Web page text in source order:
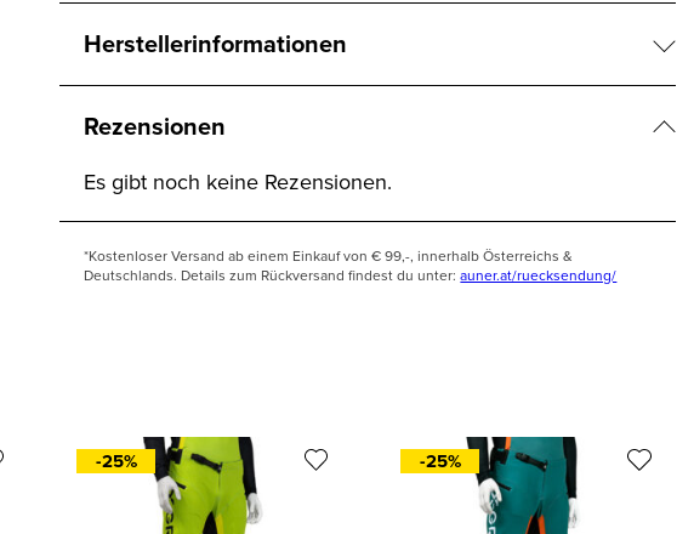
Herstellerinformationen
Rezensionen
Es gibt noch keine Rezensionen.
*Kostenloser Versand ab einem Einkauf von € 99,-, innerhalb Österreichs &
Deutschlands. Details zum Rückversand findest du unter:auner.at/ruecksendung/
-25% -25%